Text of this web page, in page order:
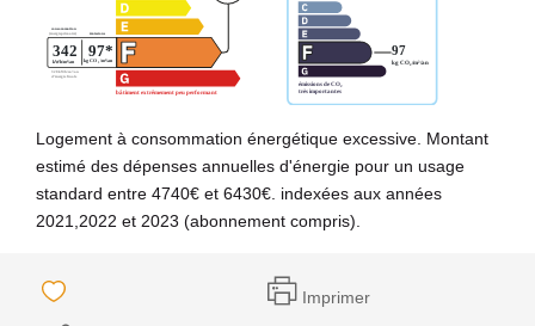
Logement à consommation énergétique excessive. Montant
estimé des dépenses annuelles d'énergie pour un usage
standard entre 4740€ et 6430€. indexées aux années
2021,2022 et 2023 (abonnement compris).
Imprimer